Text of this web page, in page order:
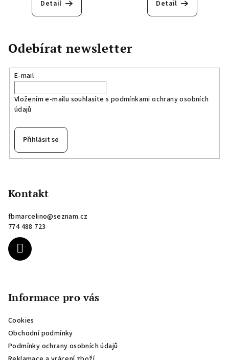
Detail Detail
Odebírat newsletter
E-mail
Vložením e-mailu souhlasíte s podmínkami ochrany osobních
údajů
Přihlásit se
Kontakt
fbmarcelino@seznam.cz
774 488 723
Informace pro vás
Cookies
Obchodní podmínky
Podmínky ochrany osobních údajů